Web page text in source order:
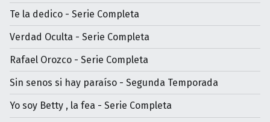
Te la dedico - Serie Completa
Verdad Oculta - Serie Completa
Rafael Orozco - Serie Completa
Sin senos si hay paraíso - Segunda Temporada
Yo soy Betty , la fea - Serie Completa